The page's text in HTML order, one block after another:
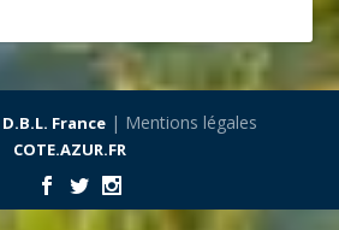
D.B.L. France| Mentions légales
COTE.AZUR.FR